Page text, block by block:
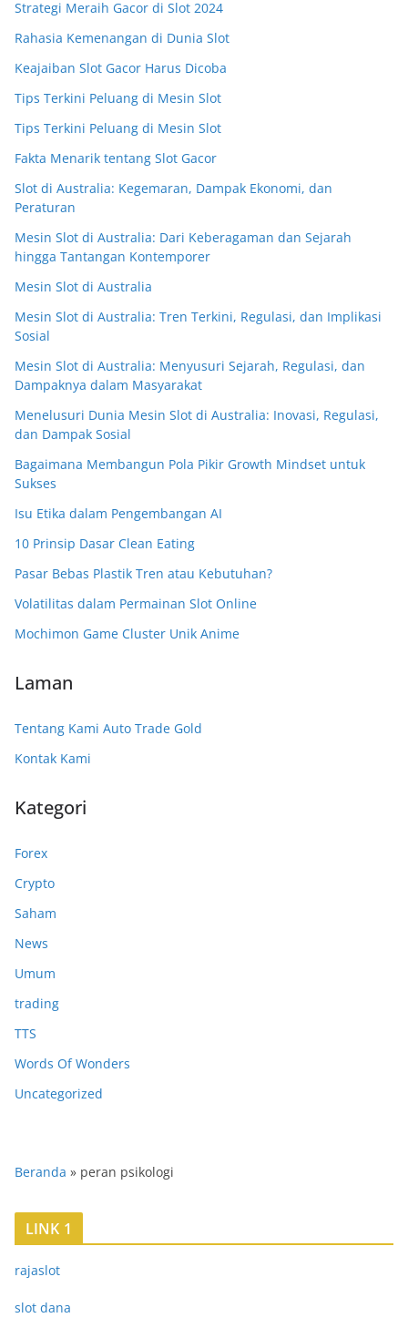
Strategi Meraih Gacor di Slot 2024
Rahasia Kemenangan di Dunia Slot
Keajaiban Slot Gacor Harus Dicoba
Tips Terkini Peluang di Mesin Slot
Tips Terkini Peluang di Mesin Slot
Fakta Menarik tentang Slot Gacor
Slot di Australia: Kegemaran, Dampak Ekonomi, dan
Peraturan
Mesin Slot di Australia: Dari Keberagaman dan Sejarah
hingga Tantangan Kontemporer
Mesin Slot di Australia
Mesin Slot di Australia: Tren Terkini, Regulasi, dan Implikasi
Sosial
Mesin Slot di Australia: Menyusuri Sejarah, Regulasi, dan
Dampaknya dalam Masyarakat
Menelusuri Dunia Mesin Slot di Australia: Inovasi, Regulasi,
dan Dampak Sosial
Bagaimana Membangun Pola Pikir Growth Mindset untuk
Sukses
Isu Etika dalam Pengembangan AI
10 Prinsip Dasar Clean Eating
Pasar Bebas Plastik Tren atau Kebutuhan?
Volatilitas dalam Permainan Slot Online
Mochimon Game Cluster Unik Anime
Laman
Tentang Kami Auto Trade Gold
Kontak Kami
Kategori
Forex
Crypto
Saham
News
Umum
trading
TTS
Words Of Wonders
Uncategorized
Beranda » peran psikologi
LINK 1
rajaslot
slot dana